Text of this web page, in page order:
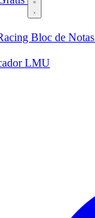
Bloc de Notas
LMU